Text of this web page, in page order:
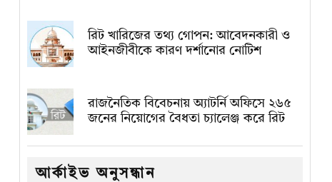
রিট খারিজের তথ্য গোপন: আবেদনকারী ও
আইনজীবীকে কারণ দর্শানোর নোটিশ
রাজনৈতিক বিবেচনায় অ‍্যাটর্নি অফিসে ২৬৫
জনের নিয়োগের বৈধতা চ্যালেঞ্জ করে রিট
আর্কাইভ অনুসন্ধান